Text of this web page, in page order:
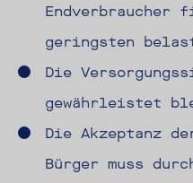
Endverbraucher
geringsten
Die
gewährleistet
Die Akzeptanz
Bürger muss